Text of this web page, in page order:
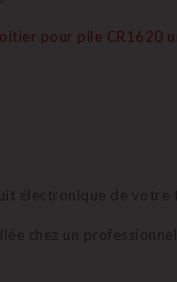
pour pile CR1620
électronique de votre
chez un